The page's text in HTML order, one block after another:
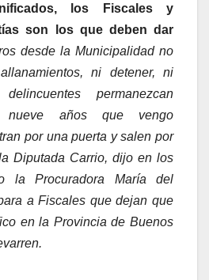
los Fiscales y
son los que deben dar
desde la Municipalidad no
ni detener, ni
permanezcan
nueve años que vengo
por una puerta y salen por
Diputada Carrio, dijo en los
la Procuradora María del
a Fiscales que dejan que
en la Provincia de Buenos